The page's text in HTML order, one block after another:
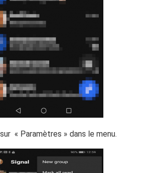
« Paramètres » dans le menu.